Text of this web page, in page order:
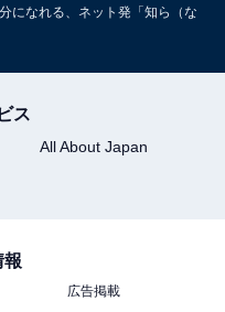
になれる、ネット発「知ら（な
ス
All About Japan
報
広告掲載